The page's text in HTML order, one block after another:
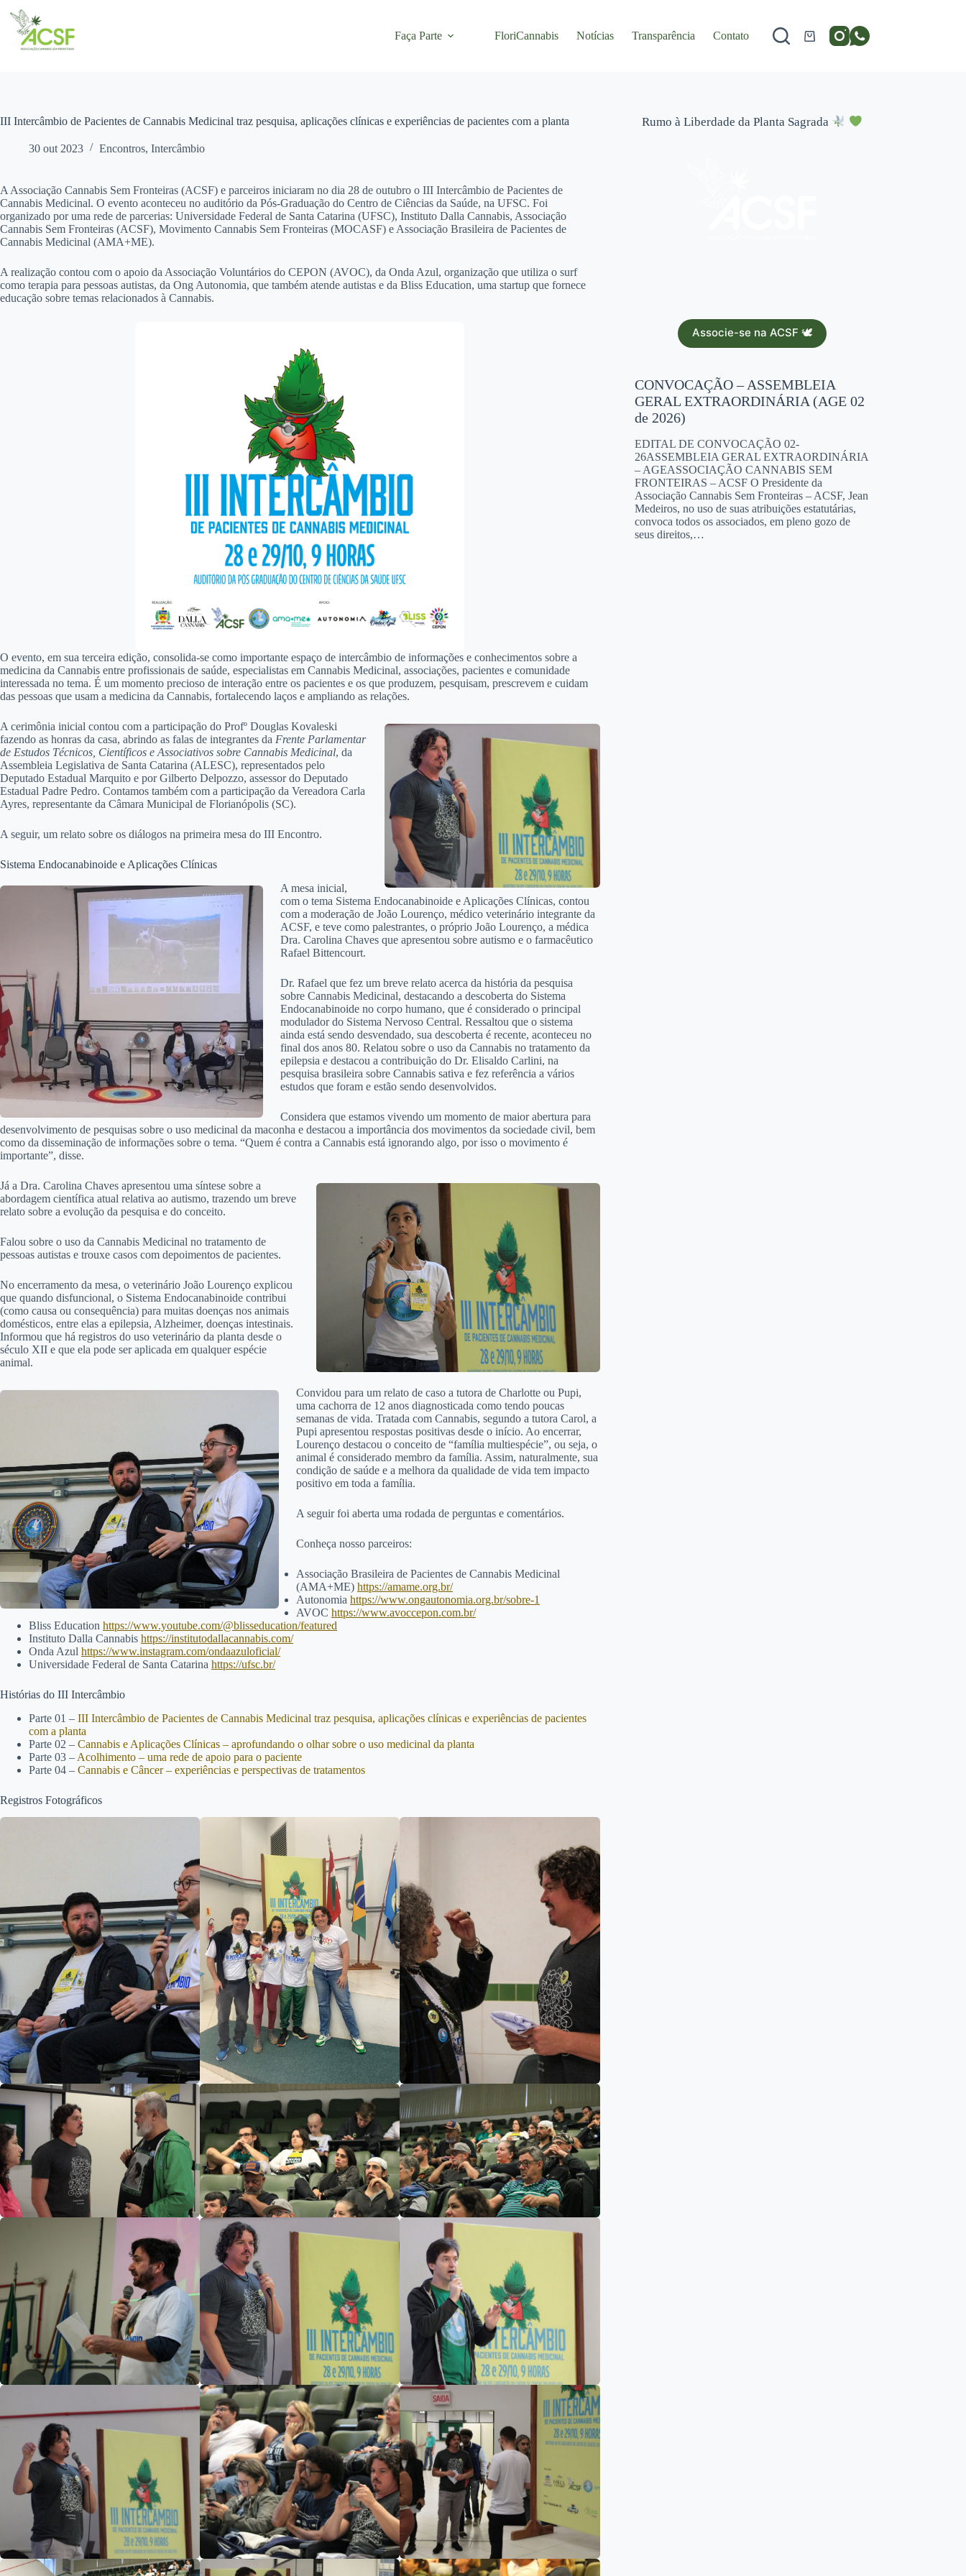
para
conteúdo
Faça Parte FloriCannabis Notícias Transparência Contato Carrinho
III Intercâmbio de Pacientes de Cannabis Medicinal traz pesquisa, aplicações clínicas e experiências de pacientes com a planta
30 out 2023 Encontros, Intercâmbio
A Associação Cannabis Sem Fronteiras (ACSF) e parceiros iniciaram no dia 28 de outubro o III Intercâmbio de Pacientes de
Cannabis Medicinal. O evento aconteceu no auditório da Pós-Graduação do Centro de Ciências da Saúde, na UFSC. Foi
organizado por uma rede de parcerias: Universidade Federal de Santa Catarina (UFSC), Instituto Dalla Cannabis, Associação
Cannabis Sem Fronteiras (ACSF), Movimento Cannabis Sem Fronteiras (MOCASF) e Associação Brasileira de Pacientes de
Cannabis Medicinal (AMA+ME).
A realização contou com o apoio da Associação Voluntários do CEPON (AVOC), da Onda Azul, organização que utiliza o surf
como terapia para pessoas autistas, da Ong Autonomia, que também atende autistas e da Bliss Education, uma startup que fornece
educação sobre temas relacionados à Cannabis.
O evento, em sua terceira edição, consolida-se como importante espaço de intercâmbio de informações e conhecimentos sobre a
medicina da Cannabis entre profissionais de saúde, especialistas em Cannabis Medicinal, associações, pacientes e comunidade
interessada no tema. É um momento precioso de interação entre os pacientes e os que produzem, pesquisam, prescrevem e cuidam
das pessoas que usam a medicina da Cannabis, fortalecendo laços e ampliando as relações.
A cerimônia inicial contou com a participação do Profº Douglas Kovaleski
fazendo as honras da casa, abrindo as falas de integrantes da Frente Parlamentar
de Estudos Técnicos, Científicos e Associativos sobre Cannabis Medicinal, da
Assembleia Legislativa de Santa Catarina (ALESC), representados pelo
Deputado Estadual Marquito e por Gilberto Delpozzo, assessor do Deputado
Estadual Padre Pedro. Contamos também com a participação da Vereadora Carla
Ayres, representante da Câmara Municipal de Florianópolis (SC).
A seguir, um relato sobre os diálogos na primeira mesa do III Encontro.
Sistema Endocanabinoide e Aplicações Clínicas
A mesa inicial,
com o tema Sistema Endocanabinoide e Aplicações Clínicas, contou
com a moderação de João Lourenço, médico veterinário integrante da
ACSF, e teve como palestrantes, o próprio João Lourenço, a médica
Dra. Carolina Chaves que apresentou sobre autismo e o farmacêutico
Rafael Bittencourt.
Dr. Rafael que fez um breve relato acerca da história da pesquisa
sobre Cannabis Medicinal, destacando a descoberta do Sistema
Endocanabinoide no corpo humano, que é considerado o principal
modulador do Sistema Nervoso Central. Ressaltou que o sistema
ainda está sendo desvendado, sua descoberta é recente, aconteceu no
final dos anos 80. Relatou sobre o uso da Cannabis no tratamento da
epilepsia e destacou a contribuição do Dr. Elisaldo Carlini, na
pesquisa brasileira sobre Cannabis sativa e fez referência a vários
estudos que foram e estão sendo desenvolvidos.
Considera que estamos vivendo um momento de maior abertura para
desenvolvimento de pesquisas sobre o uso medicinal da maconha e destacou a importância dos movimentos da sociedade civil, bem
como da disseminação de informações sobre o tema. “Quem é contra a Cannabis está ignorando algo, por isso o movimento é
importante”, disse.
Já a Dra. Carolina Chaves apresentou uma síntese sobre a
abordagem científica atual relativa ao autismo, trazendo um breve
relato sobre a evolução da pesquisa e do conceito.
Falou sobre o uso da Cannabis Medicinal no tratamento de
pessoas autistas e trouxe casos com depoimentos de pacientes.
No encerramento da mesa, o veterinário João Lourenço explicou
que quando disfuncional, o Sistema Endocanabinoide contribui
(como causa ou consequência) para muitas doenças nos animais
domésticos, entre elas a epilepsia, Alzheimer, doenças intestinais.
Informou que há registros do uso veterinário da planta desde o
século XII e que ela pode ser aplicada em qualquer espécie
animal.
Convidou para um relato de caso a tutora de Charlotte ou Pupi,
uma cachorra de 12 anos diagnosticada como tendo poucas
semanas de vida. Tratada com Cannabis, segundo a tutora Carol, a
Pupi apresentou respostas positivas desde o início. Ao encerrar,
Lourenço destacou o conceito de “família multiespécie”, ou seja, o
animal é considerado membro da família. Assim, naturalmente, sua
condição de saúde e a melhora da qualidade de vida tem impacto
positivo em toda a família.
A seguir foi aberta uma rodada de perguntas e comentários.
Conheça nosso parceiros:
Associação Brasileira de Pacientes de Cannabis Medicinal
(AMA+ME) https://amame.org.br/
Autonomia https://www.ongautonomia.org.br/sobre-1
AVOC https://www.avoccepon.com.br/
Bliss Education https://www.youtube.com/@blisseducation/featured
Instituto Dalla Cannabis https://institutodallacannabis.com/
Onda Azul https://www.instagram.com/ondaazuloficial/
Universidade Federal de Santa Catarina https://ufsc.br/
Histórias do III Intercâmbio
Parte 01 – III Intercâmbio de Pacientes de Cannabis Medicinal traz pesquisa, aplicações clínicas e experiências de pacientes
com a planta
Parte 02 – Cannabis e Aplicações Clínicas – aprofundando o olhar sobre o uso medicinal da planta
Parte 03 – Acolhimento – uma rede de apoio para o paciente
Parte 04 – Cannabis e Câncer – experiências e perspectivas de tratamentos
Registros Fotográficos
Rumo à Liberdade da Planta Sagrada
Associe-se na ACSF 🕊️
CONVOCAÇÃO – ASSEMBLEIA
GERAL EXTRAORDINÁRIA (AGE 02
de 2026)
EDITAL DE CONVOCAÇÃO 02-
26ASSEMBLEIA GERAL EXTRAORDINÁRIA
– AGEASSOCIAÇÃO CANNABIS SEM
FRONTEIRAS – ACSF O Presidente da
Associação Cannabis Sem Fronteiras – ACSF, Jean
Medeiros, no uso de suas atribuições estatutárias,
convoca todos os associados, em pleno gozo de
seus direitos,…